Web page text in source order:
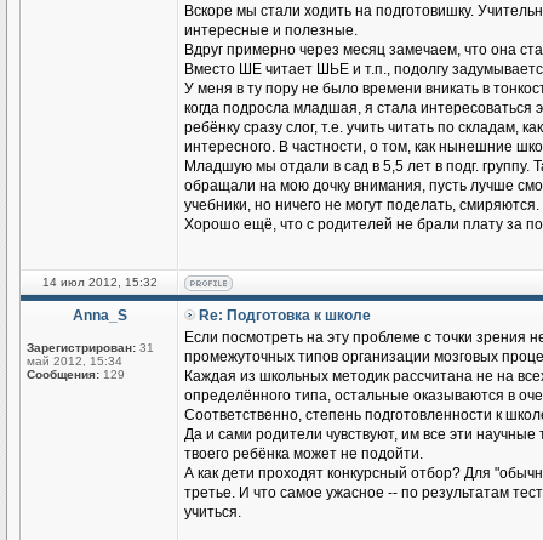
Вскоре мы стали ходить на подготовишку.
интересные и полезные.
Вдруг примерно через месяц замечаем, что она
Вместо ШЕ читает ШЬЕ и т.п., подолгу
У меня в ту пору не было времени вникать в
когда подросла младшая, я стала
ребёнку сразу слог, т.е. учить читать по складам,
интересного. В частности, о том, как нынешние
Младшую мы отдали в сад в 5,5 лет в подг. группу.
обращали на мою дочку внимания, пусть лучше
учебники, но ничего не могут поделать, смиряются.
Хорошо ещё, что с родителей не брали плату за
14 июл 2012, 15:32
Anna_S
Зарегистрирован: 31
май 2012, 15:34
Сообщения: 129
Re: Подготовка к школе
Если посмотреть на эту проблемe с точки зрения
промежуточных типов организации мозговых
Каждая из школьных методик рассчитана не на
определённого типа, остальные оказываются в
Соответственно, степень подготовленности к
Да и сами родители чувствуют, им все эти
твоего ребёнка может не подойти.
А как дети проходят конкурсный отбор? Для
третье. И что самое ужасное -- по результатам
учиться.